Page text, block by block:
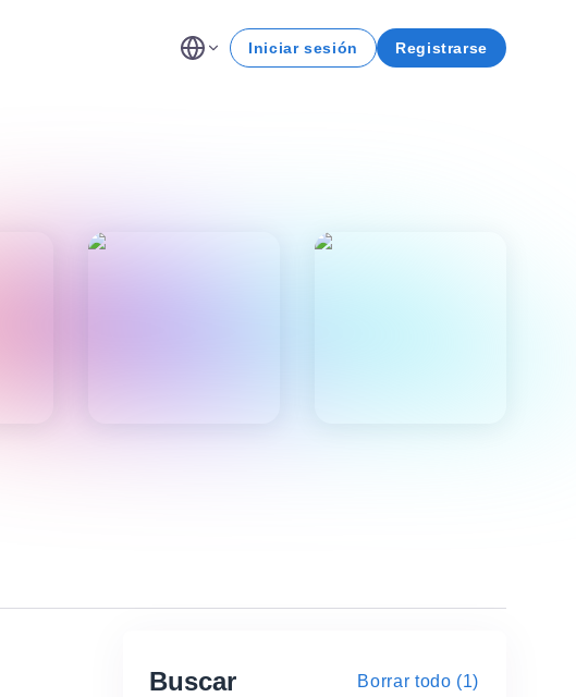
Iniciar sesión Registrarse
Buscar Borrar todo (1)